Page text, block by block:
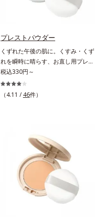
プレストパウダー
くずれた午後の肌に。くすみ・くず
れを瞬時に晴らす、お直し用プレス
トパウダー。くすみ・くずれを瞬時
に晴らす、お直し用のプレストパウ
ダーです。朝のメイクから時間が経
ションのすき間にフィットし、凹凸
や毛穴をフラットに整えます。また
お直しと同時にうるおいを補給。さ
らに余分な皮脂を吸着して、水分と
皮脂のバランスをコントロールし、
メイクがくずれにくい肌へ。“立て
直す”ことにこだわった設計で、メ
税込330円～
（4.11 / 46件）